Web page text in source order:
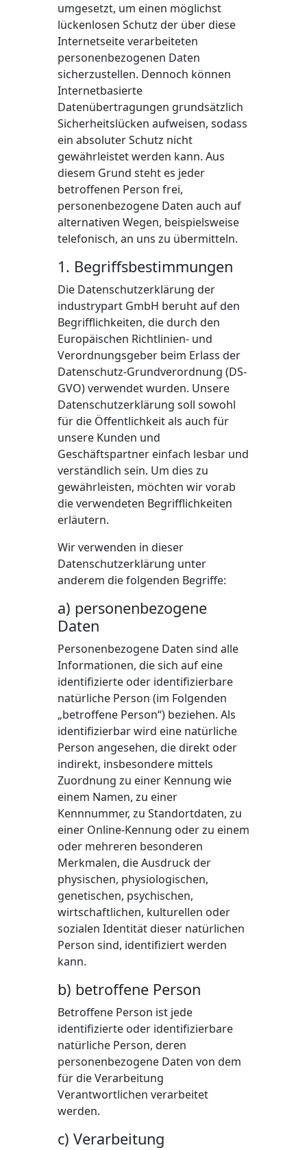
umgesetzt, um einen möglichst
lückenlosen Schutz der über diese
Internetseite verarbeiteten
personenbezogenen Daten
sicherzustellen. Dennoch können
Internetbasierte
Datenübertragungen grundsätzlich
Sicherheitslücken aufweisen, sodass
ein absoluter Schutz nicht
gewährleistet werden kann. Aus
diesem Grund steht es jeder
betroffenen Person frei,
personenbezogene Daten auch auf
alternativen Wegen, beispielsweise
telefonisch, an uns zu übermitteln.
1. Begriffsbestimmungen
Die Datenschutzerklärung der
industrypart GmbH beruht auf den
Begrifflichkeiten, die durch den
Europäischen Richtlinien- und
Verordnungsgeber beim Erlass der
Datenschutz-Grundverordnung (DS-
GVO) verwendet wurden. Unsere
Datenschutzerklärung soll sowohl
für die Öffentlichkeit als auch für
unsere Kunden und
Geschäftspartner einfach lesbar und
verständlich sein. Um dies zu
gewährleisten, möchten wir vorab
die verwendeten Begrifflichkeiten
erläutern.
Wir verwenden in dieser
Datenschutzerklärung unter
anderem die folgenden Begriffe:
a) personenbezogene
Daten
Personenbezogene Daten sind alle
Informationen, die sich auf eine
identifizierte oder identifizierbare
natürliche Person (im Folgenden
„betroffene Person“) beziehen. Als
identifizierbar wird eine natürliche
Person angesehen, die direkt oder
indirekt, insbesondere mittels
Zuordnung zu einer Kennung wie
einem Namen, zu einer
Kennnummer, zu Standortdaten, zu
einer Online-Kennung oder zu einem
oder mehreren besonderen
Merkmalen, die Ausdruck der
physischen, physiologischen,
genetischen, psychischen,
wirtschaftlichen, kulturellen oder
sozialen Identität dieser natürlichen
Person sind, identifiziert werden
kann.
b) betroffene Person
Betroffene Person ist jede
identifizierte oder identifizierbare
natürliche Person, deren
personenbezogene Daten von dem
für die Verarbeitung
Verantwortlichen verarbeitet
werden.
c) Verarbeitung